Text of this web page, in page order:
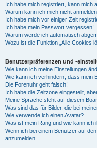
Ich habe mich registriert, kann mich
Warum kann ich mich nicht
Ich habe mich vor einiger Zeit
Ich habe mein Passwort vergessen!
Warum werde ich automatisch
Wozu ist die Funktion „Alle Cookies
Benutzerpräferenzen und -
Wie kann ich meine Einstellungen
Wie kann ich verhindern, dass mein
Die Forenuhr geht falsch!
Ich habe die Zeitzone eingestellt,
Meine Sprache steht auf diesem
Was sind das für Bilder, die bei
Wie verwende ich einen Avatar?
Was ist mein Rang und wie kann ich
Wenn ich bei einem Benutzer auf
anzumelden.